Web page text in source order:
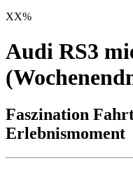
XX%
Audi RS3
Faszination
Erlebnismoment